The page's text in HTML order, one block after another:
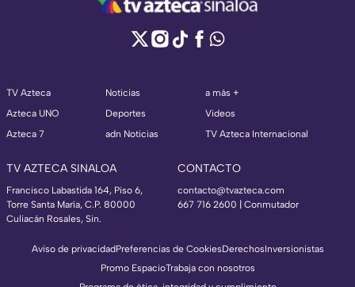
TV Azteca
Azteca UNO
Azteca 7
Noticias
Deportes
adn Noticias
a más +
Videos
TV Azteca Internacional
TV AZTECA SINALOA
Francisco Labastida 164, Piso 6,
Torre Santa María, C.P. 80000
Culiacán Rosales, Sin.
CONTACTO
contacto@tvazteca.com
667 716 2600 | Conmutador
Aviso de privacidadPreferencias de CookiesDerechosInversionistas
Promo EspacioTrabaja con nosotros